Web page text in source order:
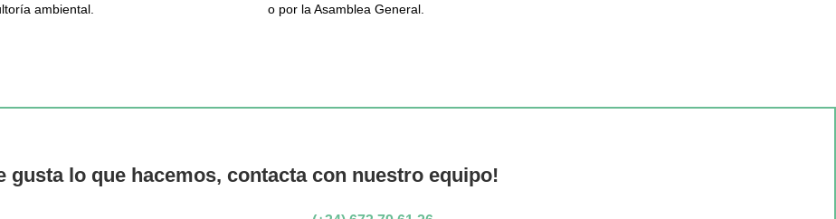
ambiental.
o por la Asamblea General.
gusta lo que hacemos, contacta con nuestro equipo!